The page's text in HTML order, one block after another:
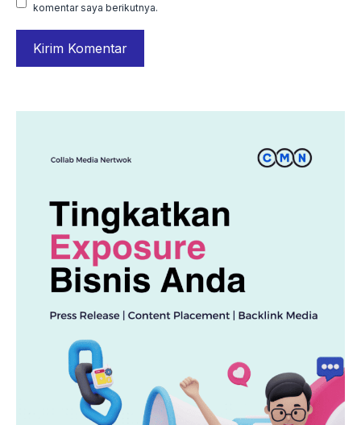
komentar saya berikutnya.